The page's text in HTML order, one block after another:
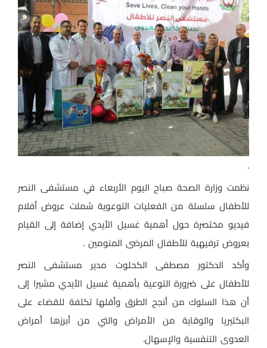
.
نظمت وزارة الصحة صباح اليوم الأربعاء في مستشفى النصر
للأطفال سلسلة من الفعليات التوعوية شملت عروض أفلام
فيديو مختصرة حول أهمية غسيل الأيدي إضافة إلى القيام
بعروض ترفيهية للأطفال المرضى المنومين .
وأكد الدكتور مصطفى الكحلوت مدير مستشفى النصر
للأطفال على ضرورة التوعية بأهمية غسيل الأيدي مشيرا إلى
أن هذا السلوك من أنجح الطرق وأقلها تكلفة للقضاء على
البكتيريا والوقاية من الأمراض والتي من أبرزها أمراض
العدوى التنفسية والإسهال.